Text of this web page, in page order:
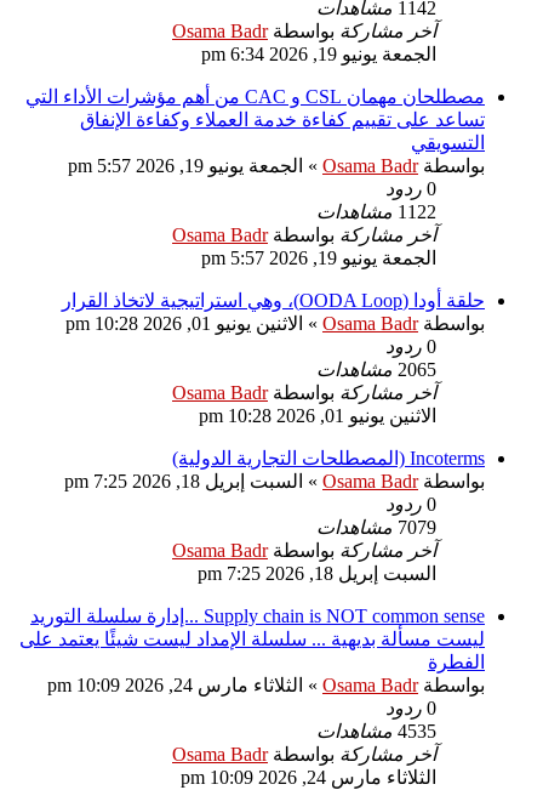
1142 مشاهدات
آخر مشاركة بواسطةOsama Badr
الجمعة يونيو 19, 2026 6:34 pm
مصطلحان مهمان CSL و CAC من أهم مؤشرات الأداء التي
تساعد على تقييم كفاءة خدمة العملاء وكفاءة الإنفاق
التسويقي
بواسطةOsama Badr
» الجمعة يونيو 19, 2026 5:57 pm
0 ردود
1122 مشاهدات
آخر مشاركة بواسطةOsama Badr
الجمعة يونيو 19, 2026 5:57 pm
حلقة أودا (OODA Loop)، وهي استراتيجية لاتخاذ القرار
بواسطةOsama Badr
» الاثنين يونيو 01, 2026 10:28 pm
0 ردود
2065 مشاهدات
آخر مشاركة بواسطةOsama Badr
الاثنين يونيو 01, 2026 10:28 pm
Incoterms (المصطلحات التجارية الدولية)
بواسطةOsama Badr
» السبت إبريل 18, 2026 7:25 pm
0 ردود
7079 مشاهدات
آخر مشاركة بواسطةOsama Badr
السبت إبريل 18, 2026 7:25 pm
Supply chain is NOT common sense ...إدارة سلسلة التوريد
ليست مسألة بديهية ... سلسلة الإمداد ليست شيئًا يعتمد على
الفطرة
بواسطةOsama Badr
» الثلاثاء مارس 24, 2026 10:09 pm
0 ردود
4535 مشاهدات
آخر مشاركة بواسطةOsama Badr
الثلاثاء مارس 24, 2026 10:09 pm